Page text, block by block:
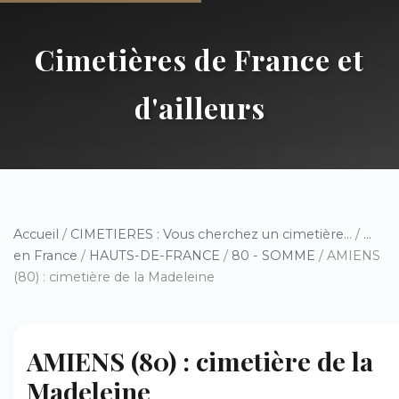
Cimetières de France et
d'ailleurs
Accueil / CIMETIERES : Vous cherchez un cimetière... / ...
en France / HAUTS-DE-FRANCE / 80 - SOMME / AMIENS
(80) : cimetière de la Madeleine
AMIENS (80) : cimetière de la
Madeleine